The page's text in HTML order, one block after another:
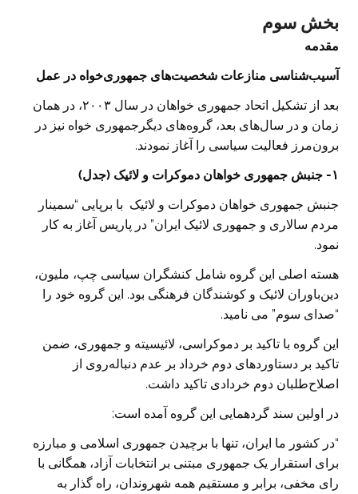
بخش سوم
مقدمه
آسیب‌شناسی منازعات شخصیت‌های جمهوری‌خواه در عمل
بعد از تشکیل اتحاد جمهوری خواهان در سال ۲۰۰۳، در همان
زمان و در سال‌های بعد، گروه‌های دیگرجمهوری خواه نیز در
برون‌مرز فعالیت سیاسی را آغاز نمودند.
۱- جنبش جمهوری خواهان دموکرات و لائیک (‌جدل)
جنبش جمهوری خواهان دموکرات و لائیک با برپایی “سمینار
مردم سالاری و جمهوری لائیک ایران” در پاریس آغاز به کار
نمود.
هسته اصلی این گروه شامل کنشگران سیاسی چپ، ملیون،
دین‌باوران لائیک و کوشندگان فرهنگی بود. این گروه خود را
“‌صدای سوم‌” می نامید.
این گروه با تاکید بر دموکراسی، لائیسیته و جمهوری، ضمن
تاکید بر دستاوردهای دوم خرداد بر عدم دنباله‌روی از
اصلاح‌طلبان دوم خردادی تاکید داشت.
در اولین سند گردهمایی این گروه آمده است:
“در کشور ما ایران، تنها با برچیدن جمهوری اسلامی و مبارزه
برای استقرار یک جمهوری مبتنی بر انتخابات آزاد، همگانی با
رای مخفی، برابر و مستقیم همه شهروندان، راه گذار به